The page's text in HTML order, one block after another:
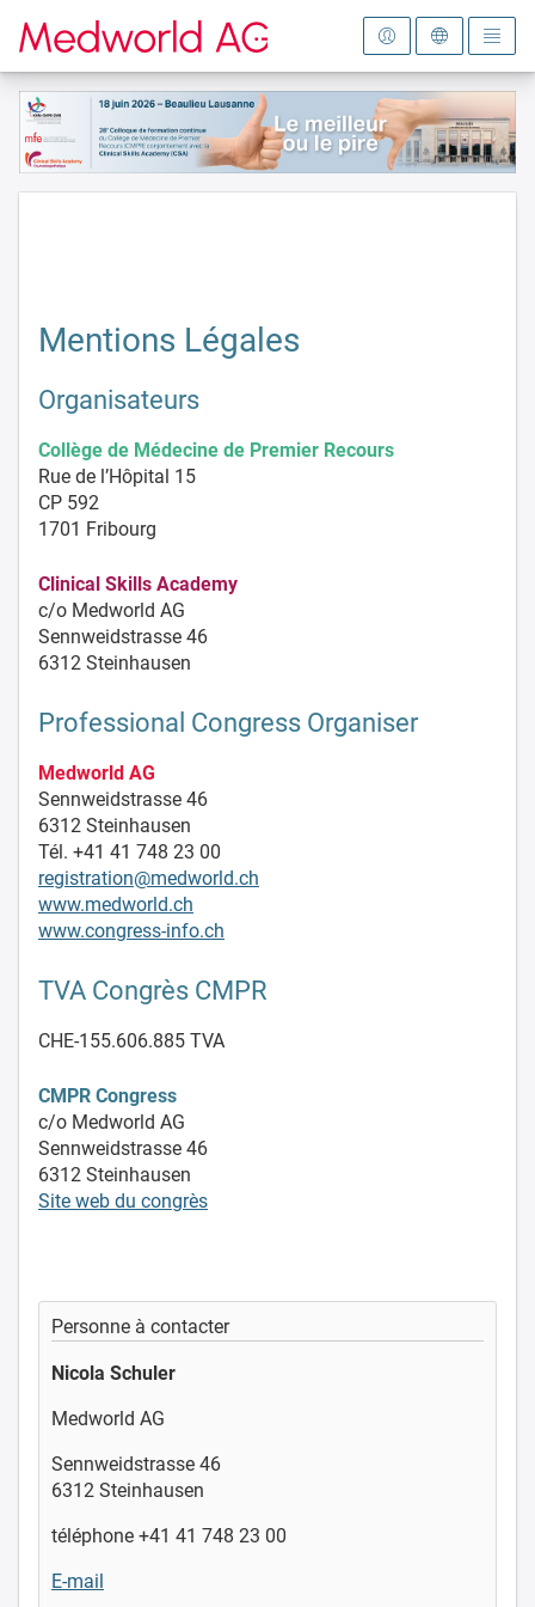
Vers la page d'accueil
Mentions Légales
Organisateurs
Collège de Médecine de Premier Recours
Rue de l’Hôpital 15
CP 592
1701 Fribourg
Clinical Skills Academy
c/o Medworld AG
Sennweidstrasse 46
6312 Steinhausen
Professional Congress Organiser
Medworld AG
Sennweidstrasse 46
6312 Steinhausen
Tél. +41 41 748 23 00
registration@medworld.ch
www.medworld.ch
www.congress-info.ch
TVA Congrès CMPR
CHE-155.606.885 TVA
CMPR Congress
c/o Medworld AG
Sennweidstrasse 46
6312 Steinhausen
Site web du congrès
Personne à contacter
Nicola Schuler
Medworld AG
Sennweidstrasse 46
6312 Steinhausen
téléphone +41 41 748 23 00
E-mail